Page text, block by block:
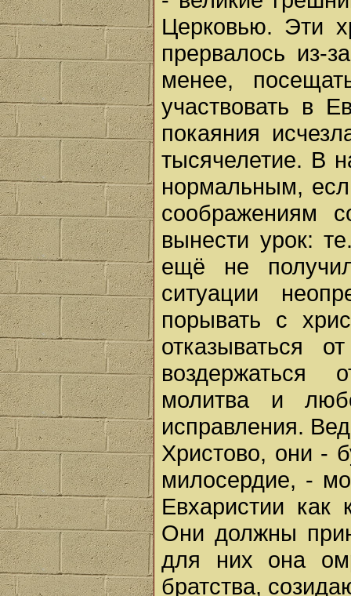
Церковью. Эти
прервалось из-
менее,
участвовать в
покаяния
тысячелетие. В
нормальным,
соображениям
вынести урок:
ещё не
ситуации
порывать с
отказываться
молитва и
исправления.
Христово, они -
милосердие, -
Евхаристии как
Они должны
для них она
братства,